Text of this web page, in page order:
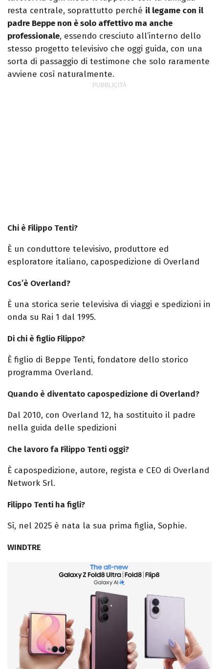
resta centrale, soprattutto perché il legame con il
padre Beppe non è solo affettivo ma anche
professionale, essendo cresciuto all’interno dello
stesso progetto televisivo che oggi guida, con una
sorta di passaggio di testimone che solo raramente
avviene così naturalmente.
Chi è Filippo Tenti?
È un conduttore televisivo, produttore ed
esploratore italiano, capospedizione di Overland
Cos’è Overland?
È una storica serie televisiva di viaggi e spedizioni in
onda su Rai 1 dal 1995.
Di chi è figlio Filippo?
È figlio di Beppe Tenti, fondatore dello storico
programma Overland.
Quando è diventato capospedizione di Overland?
Dal 2010, con Overland 12, ha sostituito il padre
nella guida delle spedizioni
Che lavoro fa Filippo Tenti oggi?
È capospedizione, autore, regista e CEO di Overland
Network Srl.
Filippo Tenti ha figli?
Sì, nel 2025 è nata la sua prima figlia, Sophie.
WINDTRE